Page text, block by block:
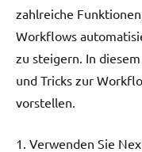
zahlreiche
Workflows
zu steigern. In
und Tricks zur
vorstellen.
1. Verwenden Sie